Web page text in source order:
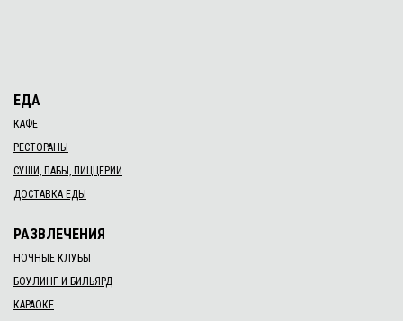
ЕДА
КАФЕ
РЕСТОРАНЫ
СУШИ, ПАБЫ, ПИЦЦЕРИИ
ДОСТАВКА ЕДЫ
РАЗВЛЕЧЕНИЯ
НОЧНЫЕ КЛУБЫ
БОУЛИНГ И БИЛЬЯРД
КАРАОКЕ